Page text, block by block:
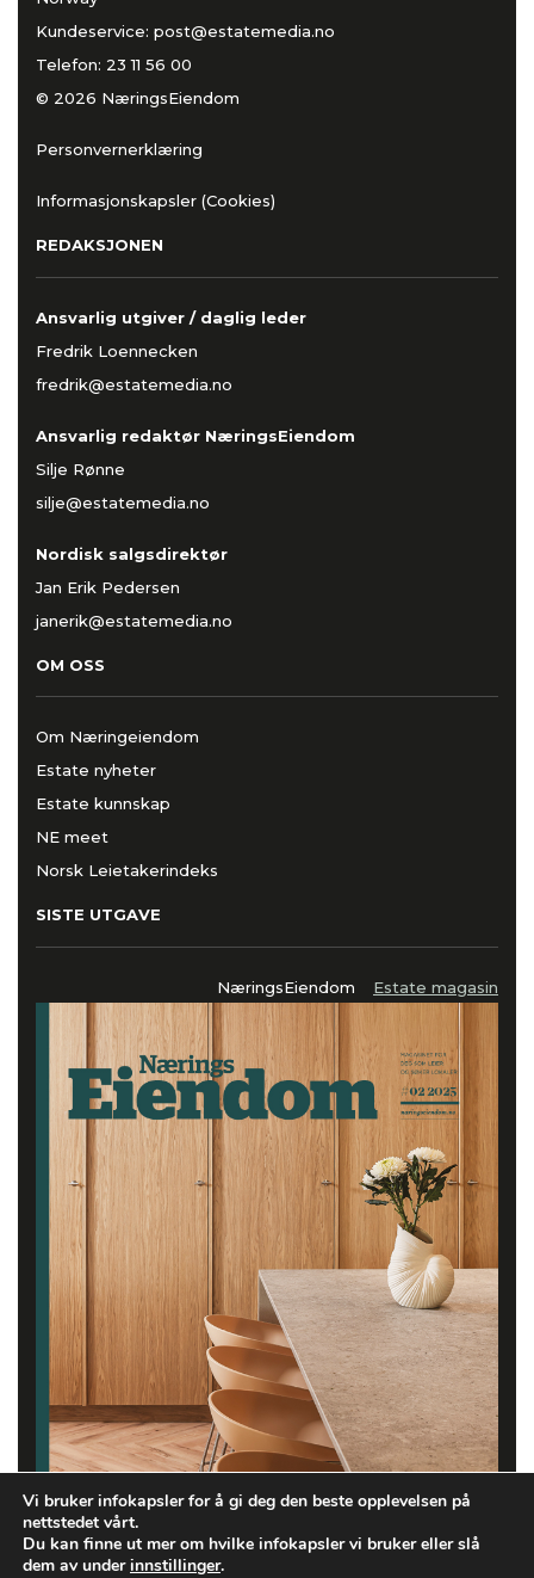
Kundeservice: post@estatemedia.no
Telefon: 23 11 56 00
© 2026 NæringsEiendom
Personvernerklæring
Informasjonskapsler (Cookies)
REDAKSJONEN
Ansvarlig utgiver / daglig leder
Fredrik Loennecken
fredrik@estatemedia.no
Ansvarlig redaktør NæringsEiendom
Silje Rønne
silje@estatemedia.no
Nordisk salgsdirektør
Jan Erik Pedersen
janerik@estatemedia.no
OM OSS
Om Næringeiendom
Estate nyheter
Estate kunnskap
NE meet
Norsk Leietakerindeks
SISTE UTGAVE
NæringsEiendom Estate magasin
Vi bruker infokapsler for å gi deg den beste opplevelsen på
nettstedet vårt.
Du kan finne ut mer om hvilke infokapsler vi bruker eller slå
dem av underinnstillinger.